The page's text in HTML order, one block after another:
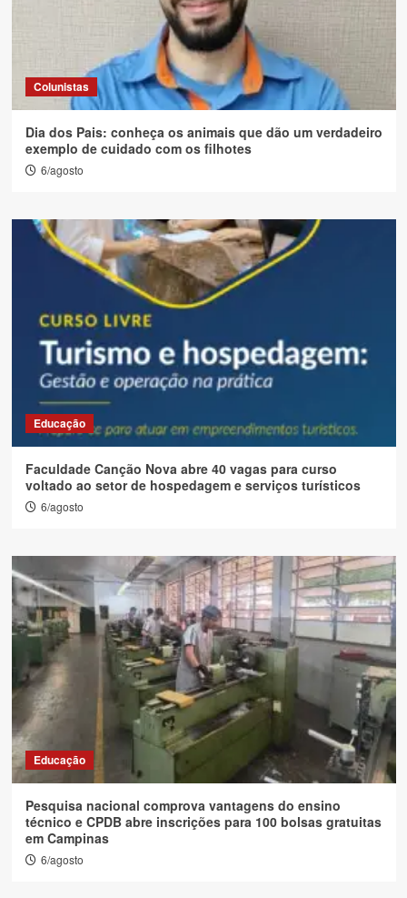
Colunistas
Dia dos Pais: conheça os animais que dão um verdadeiro
exemplo de cuidado com os filhotes
6/agosto
Educação
Faculdade Canção Nova abre 40 vagas para curso
voltado ao setor de hospedagem e serviços turísticos
6/agosto
Educação
Pesquisa nacional comprova vantagens do ensino
técnico e CPDB abre inscrições para 100 bolsas gratuitas
em Campinas
6/agosto